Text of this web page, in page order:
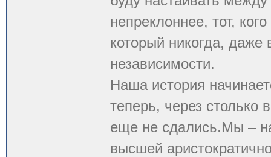
непреклоннее, тот,
который никогда, даже
независимости.
Наша история
теперь, через
еще не сдались.Мы –
высшей